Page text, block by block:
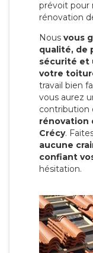
prévoit pour
rénovation
Nous vous
qualité, de
sécurité et
votre
travail bien
vous aurez
contribution
rénovation
Crécy.
aucune
confiant
hésitation.